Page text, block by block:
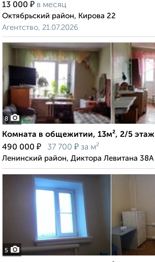
13 000 ₽ в месяц
Октябрьский район, Кирова 22
Агентство, 21.07.2026
8
Комната в общежитии, 13м², 2/5 этаж
490 000 ₽ 37 700 ₽ за м²
Ленинский район, Диктора Левитана 38А
5